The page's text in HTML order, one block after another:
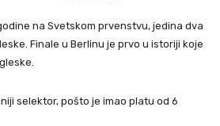
na Svetskom prvenstvu, jedina dva
Finale u Berlinu je prvo u istoriji koje
selektor, pošto je imao platu od 6